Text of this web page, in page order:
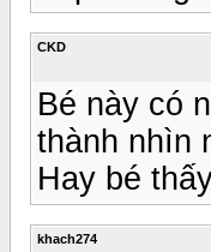
CKD
Bé này có
thành nhìn
Hay bé
khach274